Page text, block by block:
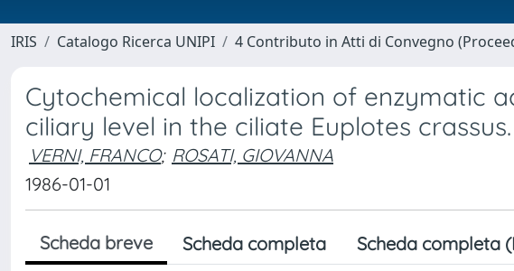
IRIS Catalogo Ricerca UNIPI 4 Contributo in Atti di Convegno
Cytochemical localization of enzymatic
ciliary level in the ciliate Euplotes crassus.
VERNI, FRANCO; ROSATI, GIOVANNA
1986-01-01
Scheda breve Scheda completa Scheda completa